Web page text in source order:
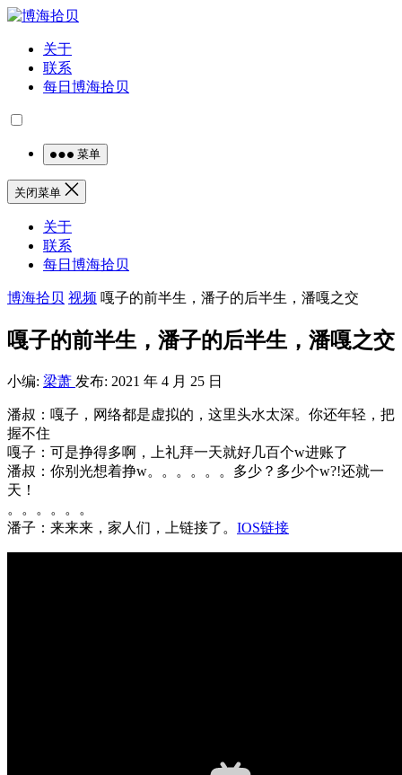
关于
联系
每日博海拾贝
菜单
关闭菜单
关于
联系
每日博海拾贝
博海拾贝 视频 嘎子的前半生，潘子的后半生，潘嘎之交
嘎子的前半生，潘子的后半生，潘嘎之交
小编: 梁萧 发布: 2021 年 4 月 25 日
潘叔：嘎子，网络都是虚拟的，这里头水太深。你还年轻，把
握不住
嘎子：可是挣得多啊，上礼拜一天就好几百个w进账了
潘叔：你别光想着挣w。。。。。。多少？多少个w?!还就一
天！
。。。。。。
潘子：来来来，家人们，上链接了。 IOS链接